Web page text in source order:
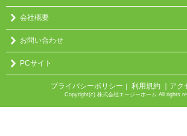
会社概要
お問い合わせ
PCサイト
プライバシーポリシー ｜ 利用規約 ｜ア
Copyright(c) 株式会社エージーホーム All rights